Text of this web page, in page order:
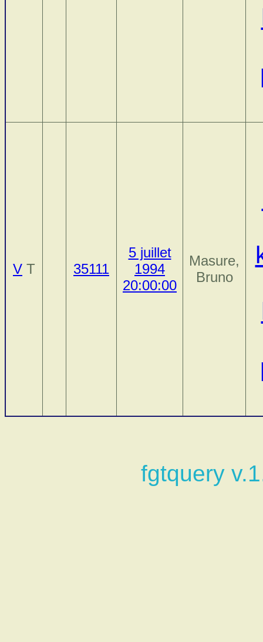
V T 35111
5 juillet
1994
20:00:00
Masure,
Bruno
fgtquery